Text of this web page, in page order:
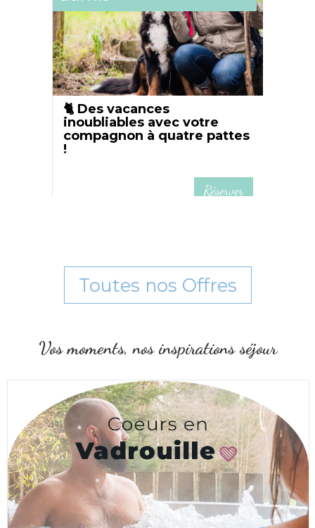
🐈 Des vacances
inoubliables avec votre
compagnon à quatre pattes
!
Réserver
Toutes nos Offres
Vos moments, nos inspirations séjour